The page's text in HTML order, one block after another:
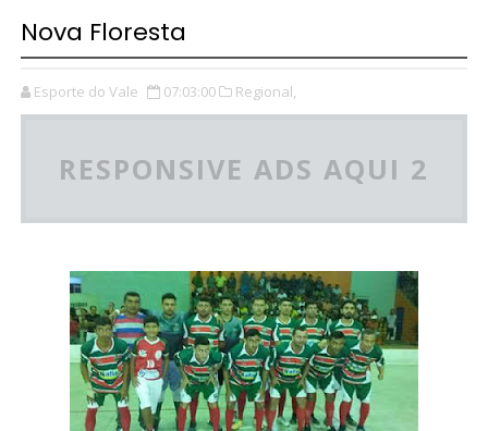
Nova Floresta
Esporte do Vale 07:03:00 Regional,
RESPONSIVE ADS AQUI 2